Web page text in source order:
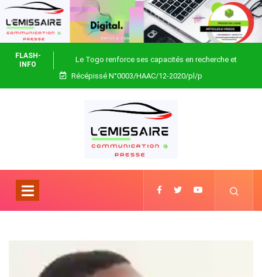
FLASH-
INFO
Le Togo renforce ses capacités en recherche et
biotechnologie
Récépissé N°0003/HAAC/12-2020/pl/p